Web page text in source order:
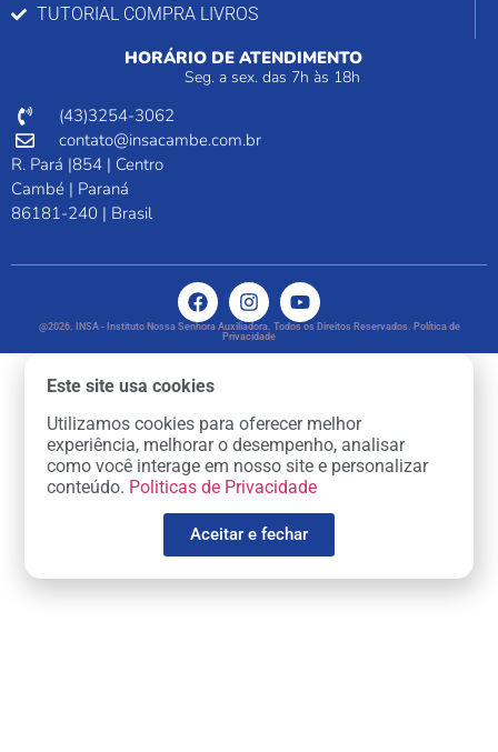
TUTORIAL COMPRA LIVROS
HORÁRIO DE ATENDIMENTO
Seg. a sex. das 7h às 18h
(43)3254-3062
contato@insacambe.com.br
R. Pará |854 | Centro
Cambé | Paraná
86181-240 | Brasil
@2026. INSA - Instituto Nossa Senhora Auxiliadora. Todos os Direitos Reservados. Política de
Privacidade
Este site usa cookies
Utilizamos cookies para oferecer melhor
experiência, melhorar o desempenho, analisar
como você interage em nosso site e personalizar
conteúdo. Politicas de Privacidade
Aceitar e fechar